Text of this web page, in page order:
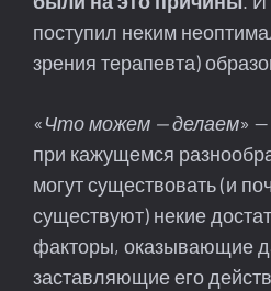
поступил неким
зрения терапевта)
«Что можем — делаем»
при кажущемся
могут существовать (и
существуют) некие
факторы, оказывающие
заставляющие его